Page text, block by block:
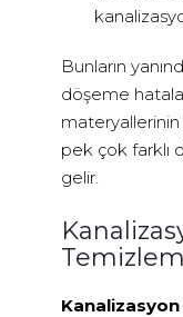
Bunların
döşeme
pek çok farklı
gelir.